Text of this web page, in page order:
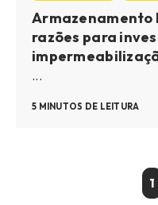
Armazenamento
razões para
...
5 MINUTOS DE LEITURA
1